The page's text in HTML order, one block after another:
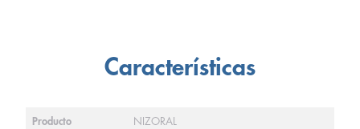
Características
Producto NIZORAL